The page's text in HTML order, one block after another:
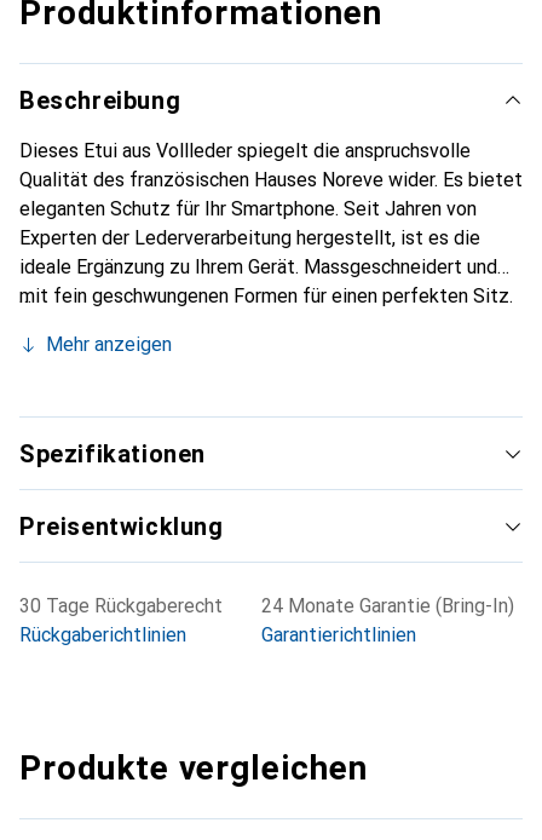
Produktinformationen
Beschreibung
Dieses Etui aus Vollleder spiegelt die anspruchsvolle
Qualität des französischen Hauses Noreve wider. Es bietet
eleganten Schutz für Ihr Smartphone. Seit Jahren von
Experten der Lederverarbeitung hergestellt, ist es die
ideale Ergänzung zu Ihrem Gerät. Massgeschneidert und
mit fein geschwungenen Formen für einen perfekten Sitz.
Smartphone. Die Marke Noreve ist international für ihre
für den anspruchsvollen Kunden.
Mehr anzeigen
Spezifikationen
Preisentwicklung
30 Tage Rückgaberecht
Rückgaberichtlinien
24 Monate Garantie (Bring-In)
Garantierichtlinien
Produkte vergleichen